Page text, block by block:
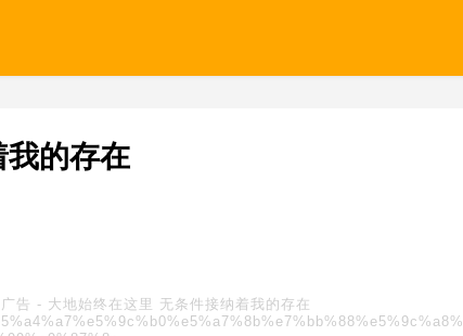
我的存在
告 - 大地始终在这里 无条件接纳着我的存在